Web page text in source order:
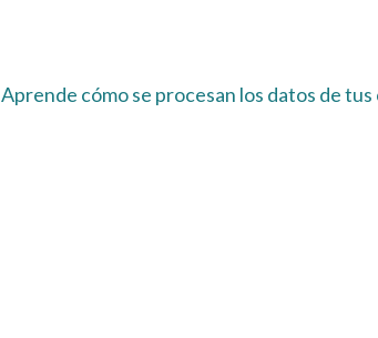
Aprende cómo se procesan los datos de